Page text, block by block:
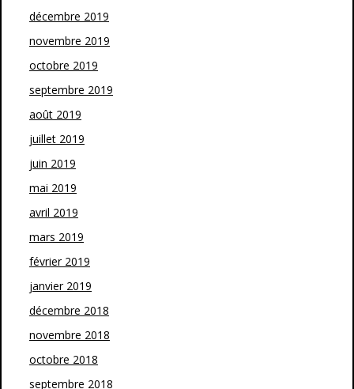
décembre 2019
novembre 2019
octobre 2019
septembre 2019
août 2019
juillet 2019
juin 2019
mai 2019
avril 2019
mars 2019
février 2019
janvier 2019
décembre 2018
novembre 2018
octobre 2018
septembre 2018